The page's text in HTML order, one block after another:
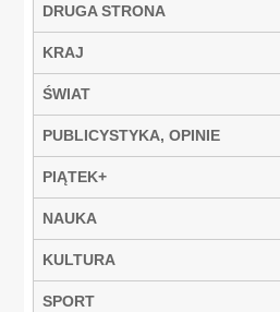
DRUGA STRONA
KRAJ
ŚWIAT
PUBLICYSTYKA, OPINIE
PIĄTEK+
NAUKA
KULTURA
SPORT